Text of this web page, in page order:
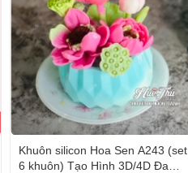
Khuôn silicon Hoa Sen A243 (set
6 khuôn) Tạo Hình 3D/4D Đa